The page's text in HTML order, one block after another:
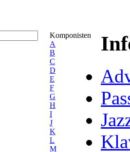
Komponisten
A
B
C
D
E
F
G
H
I
J
K
L
M